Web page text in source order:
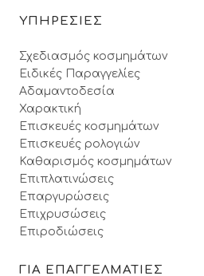
ΥΠΗΡΕΣΙΕΣ
Σχεδιασμός κοσμημάτων
Ειδικές Παραγγελίες
Αδαμαντοδεσία
Χαρακτική
Επισκευές κοσμημάτων
Επισκευές ρολογιών
Καθαρισμός κοσμημάτων
Επιπλατινώσεις
Επαργυρώσεις
Επιχρυσώσεις
Επιροδιώσεις
ΓΙΑ ΕΠΑΓΓΕΛΜΑΤΙΕΣ